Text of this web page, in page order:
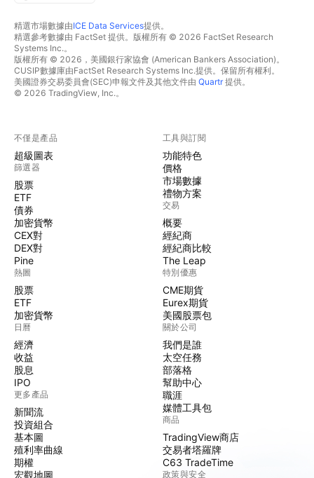
精選市場數據由ICE Data Services提供。
精選參考數據由 FactSet 提供。版權所有 © 2026 FactSet Research
Systems Inc.。
版權所有 © 2026，美國銀行家協會 (American Bankers Association)。
CUSIP數據庫由FactSet Research Systems Inc.提供。保留所有權利。
美國證券交易委員會(SEC)申報文件及其他文件由 Quartr提供。
© 2026 TradingView, Inc.。
不僅是產品
超級圖表
篩選器
股票
ETF
債券
加密貨幣
CEX對
DEX對
Pine
熱圖
股票
ETF
加密貨幣
日曆
經濟
收益
股息
IPO
更多產品
新聞流
投資組合
基本圖
殖利率曲線
期權
宏觀地圖
工具與訂閱
功能特色
價格
市場數據
禮物方案
交易
概要
經紀商
經紀商比較
The Leap
特別優惠
CME期貨
Eurex期貨
美國股票包
關於公司
我們是誰
太空任務
部落格
幫助中心
職涯
媒體工具包
商品
TradingView商店
交易者塔羅牌
C63 TradeTime
政策與安全